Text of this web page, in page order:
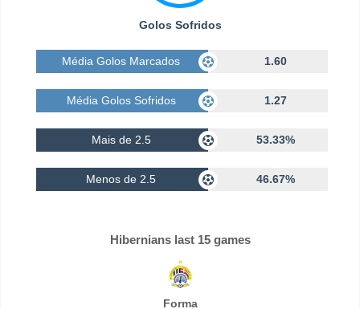
Golos Sofridos
Média Golos Marcados 1.60
Média Golos Sofridos 1.27
Mais de 2.5 53.33%
Menos de 2.5 46.67%
Hibernians last 15 games
Forma